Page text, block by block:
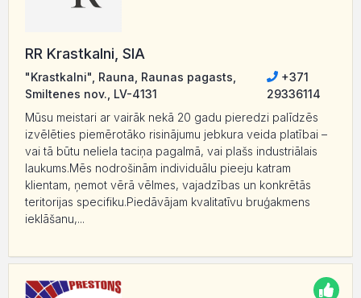
RR Krastkalni, SIA
"Krastkalni", Rauna, Raunas pagasts,
Smiltenes nov., LV-4131
+371
29336114
Mūsu meistari ar vairāk nekā 20 gadu pieredzi palīdzēs
izvēlēties piemērotāko risinājumu jebkura veida platībai –
vai tā būtu neliela taciņa pagalmā, vai plašs industriālais
laukums.Mēs nodrošinām individuālu pieeju katram
klientam, ņemot vērā vēlmes, vajadzības un konkrētās
teritorijas specifiku.Piedāvājam kvalitatīvu bruģakmens
ieklāšanu,...